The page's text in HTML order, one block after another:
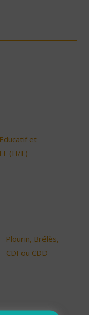
et
(H/F)
Plourin, Brélès,
CDI ou CDD